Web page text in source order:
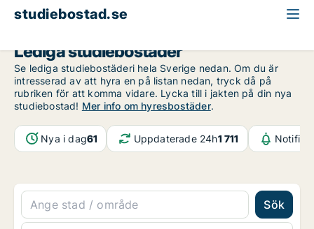
studiebostad.se
Lediga studiebostäder
Se lediga studiebostäderi hela Sverige nedan. Om du är
intresserad av att hyra en på listan nedan, tryck då på
rubriken för att komma vidare. Lycka till i jakten på din nya
studiebostad! Mer info om hyresbostäder.
Nya i dag61 Uppdaterade 24h1 711
Sök